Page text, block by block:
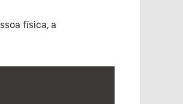
física, a